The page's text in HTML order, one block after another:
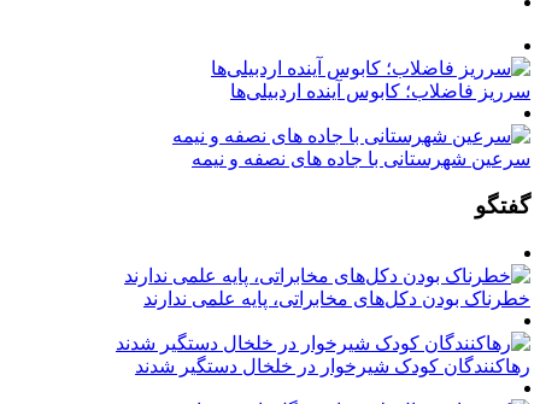
سرریز فاضلاب؛ کابوس آینده اردبیلی‌ها
سرعین شهرستانی با جاده های نصفه و نیمه
گفتگو
خطرناک بودن دکل‌های مخابراتی، پایه علمی ندارند
رهاکنندگان کودک شیرخوار در خلخال دستگیر شدند